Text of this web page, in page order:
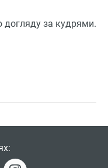
догляду за кудрями.